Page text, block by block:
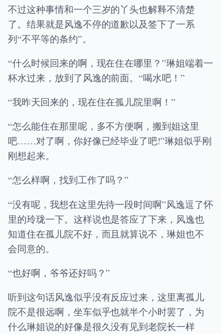
不过这种事情和一个三岁的丫头也解释不清楚
了。结果就是风逸不停的道歉以及签下了一系
列“不平等的条约”。
“什么时候回来的啊，现在住在哪里？”琳姐端着一
杯水过来，放到了风逸的前面。“喝水吧！”
“我昨天回来的，现在住在孤儿院里啊！”
“怎么能住在那里呢，多不方便啊，搬到姐这里
吧……对了啊，你好像已经毕业了吧!”琳姐似乎刚
刚想起来。
“怎么样啊，找到工作了吗？”
“没有呢，我想在这里先待一段时间啊”风逸逗了怀
里的玲珑一下。这样说也是答应了下来，风逸也
知道住在孤儿院不好，而且就算说不，琳姐也不
会同意的。
“也好啊，爷爷还好吗？”
听到这句话风逸似乎没有反应过来，这里离孤儿
院不是很远啊，坐车似乎也就半个小时罢了，为
什么琳姐说的好像是很久没有见到老院长一样